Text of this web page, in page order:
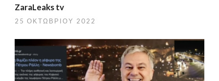
ZaraLeaks tv
25 ΟΚΤΩΒΡΊΟΥ 2022